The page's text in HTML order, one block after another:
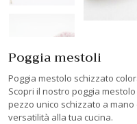
Poggia mestoli
Poggia mestolo schizzato
Scopri il nostro poggia
pezzo unico schizzato a
versatilità alla tua cucina.